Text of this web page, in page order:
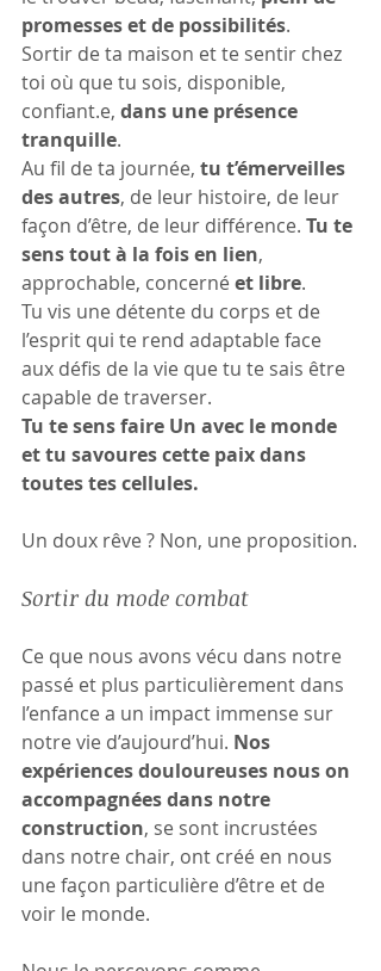
promesses et de possibilités.
Sortir de ta maison et te sentir chez
toi où que tu sois, disponible,
confiant.e, dans une présence
tranquille.
Au fil de ta journée, tu t’émerveilles
des autres, de leur histoire, de leur
façon d’être, de leur différence. Tu te
sens tout à la fois en lien,
approchable, concerné et libre.
Tu vis une détente du corps et de
l’esprit qui te rend adaptable face
aux défis de la vie que tu te sais être
capable de traverser.
Tu te sens faire Un avec le monde
et tu savoures cette paix dans
toutes tes cellules.
Un doux rêve ? Non, une proposition.
Sortir du mode combat
Ce que nous avons vécu dans notre
passé et plus particulièrement dans
l’enfance a un impact immense sur
notre vie d’aujourd’hui. Nos
expériences douloureuses nous on
accompagnées dans notre
construction, se sont incrustées
dans notre chair, ont créé en nous
une façon particulière d’être et de
voir le monde.